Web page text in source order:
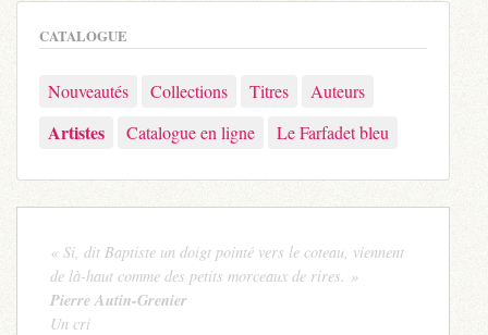
CATALOGUE
Nouveautés Collections Titres Auteurs
Artistes Catalogue en ligne Le Farfadet bleu
« Si, dit Baptiste un doigt pointé vers le coteau, viennent
de là-haut comme des petits morceaux de rires. »
Pierre Autin-Grenier
Un cri